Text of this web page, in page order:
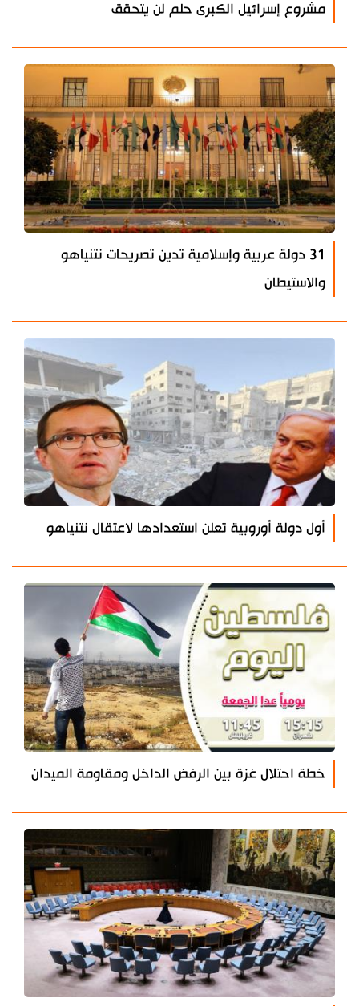
مشروع إسرائيل الكبرى حلم لن يتحقق
31 دولة عربية وإسلامية تدين تصريحات نتنياهو
والاستيطان
أول دولة أوروبية تعلن استعدادها لاعتقال نتنياهو
خطة احتلال غزة بين الرفض الداخل ومقاومة الميدان